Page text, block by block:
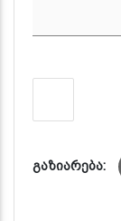
გაზიარება: